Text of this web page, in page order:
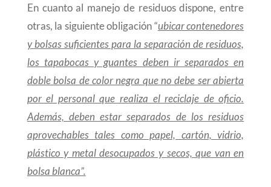
En cuanto al manejo de residuosdispone, entre
otras, la siguiente obligación “ubicar contenedores
y bolsas suficientes para la separación de residuos,
los tapabocas y guantes deben ir separados en
doble bolsa de color negra que no debe ser abierta
por el personal que realiza el reciclaje de oficio.
Además, deben estar separados de los residuos
aprovechables tales como papel, cartón, vidrio,
plástico y metal desocupados y secos, que van en
bolsa blanca”.